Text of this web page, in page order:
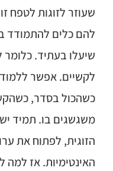
שעוזר לזוגות לטפח
להם כלים להתמודד
שיעלו בעתיד. כלומר
לקשיים. אפשר
כשהכול בסדר,
משגשגים בו. תמיד
הזוגית, לפתוח את
האינטימיות. אז